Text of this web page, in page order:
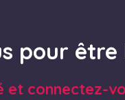
pour
et connectez-